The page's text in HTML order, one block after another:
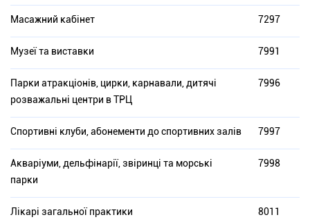
Масажний кабінет 7297
Музеї та виставки 7991
Парки атракціонів, цирки, карнавали, дитячі
розважальні центри в ТРЦ
7996
Спортивні клуби, абонементи до спортивних залів 7997
Акваріуми, дельфінарії, звіринці та морські
парки
7998
Лікарі загальної практики 8011